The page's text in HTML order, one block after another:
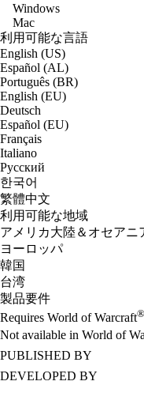
Windows
Mac
利用可能な言語
English (US)
Español (AL)
Português (BR)
English (EU)
Deutsch
Español (EU)
Français
Italiano
Русский
한국어
繁體中文
利用可能な地域
アメリカ大陸＆オセアニ
ヨーロッパ
韓国
台湾
製品要件
Requires World of Warcraft®
Not available in World of
PUBLISHED BY
DEVELOPED BY